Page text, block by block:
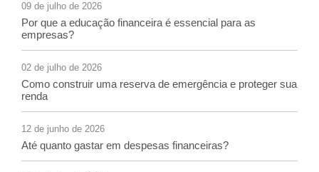
09 de julho de 2026
Por que a educação financeira é essencial para as
empresas?
02 de julho de 2026
Como construir uma reserva de emergência e proteger sua
renda
12 de junho de 2026
Até quanto gastar em despesas financeiras?